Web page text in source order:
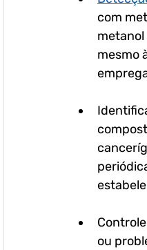
com
metanol
mesmo
ou